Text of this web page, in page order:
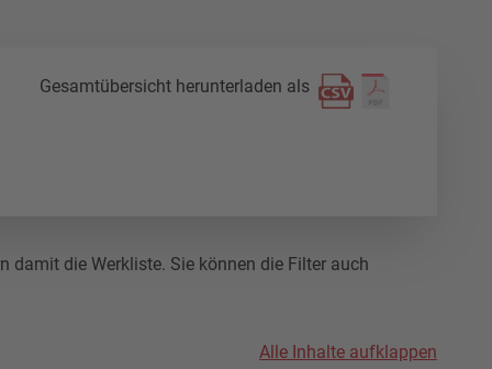
Gesamtübersicht herunterladen als
damit die Werkliste. Sie können die Filter auch
Alle Inhalte aufklappen